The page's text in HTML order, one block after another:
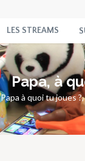
LES STREAMS
Papa, à
Papa à quoi tu joues ?